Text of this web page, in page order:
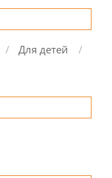
Для детей